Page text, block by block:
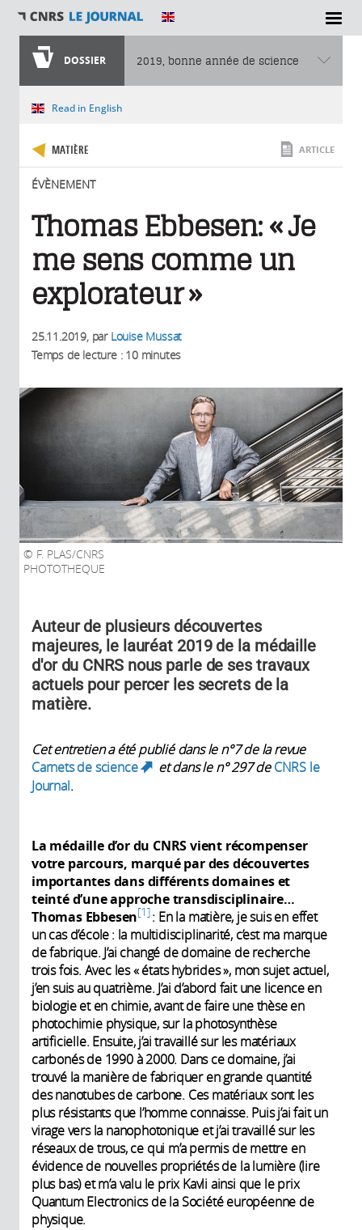
SECTIONS
DOSSIER 2019, bonne année de science
Vous êtes ici
Read in English
MATIÈRE
ÉVÈNEMENT
ARTICLE
Thomas Ebbesen: « Je
me sens comme un
explorateur »
25.11.2019, par Louise Mussat
Temps de lecture : 10 minutes
F. PLAS/CNRS
PHOTOTHEQUE
Auteur de plusieurs découvertes
majeures, le lauréat 2019 de la médaille
d'or du CNRS nous parle de ses travaux
actuels pour percer les secrets de la
matière.
Cet entretien a été publié dans le n°7 de la revue
Carnets de science
(link is external)
et dans le n° 297 de CNRS le
Journal.
La médaille d’or du CNRS vient récompenser
votre parcours, marqué par des découvertes
importantes dans différents domaines et
teinté d’une approche transdisciplinaire…
Thomas Ebbesen 1 : En la matière, je suis en effet
un cas d’école : la multidisciplinarité, c’est ma marque
de fabrique. J’ai changé de domaine de recherche
trois fois. Avec les « états hybrides », mon sujet actuel,
j’en suis au quatrième. J’ai d’abord fait une licence en
biologie et en chimie, avant de faire une thèse en
photochimie physique, sur la photosynthèse
artificielle. Ensuite, j’ai travaillé sur les matériaux
carbonés de 1990 à 2000. Dans ce domaine, j’ai
trouvé la manière de fabriquer en grande quantité
des nanotubes de carbone. Ces matériaux sont les
plus résistants que l’homme connaisse. Puis j’ai fait un
virage vers la nanophotonique et j’ai travaillé sur les
réseaux de trous, ce qui m’a permis de mettre en
évidence de nouvelles propriétés de la lumière (lire
plus bas) et m’a valu le prix Kavli ainsi que le prix
Quantum Electronics de la Société européenne de
physique.